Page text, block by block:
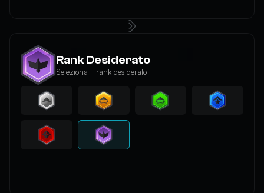
Rank Desiderato
Seleziona il rank desiderato